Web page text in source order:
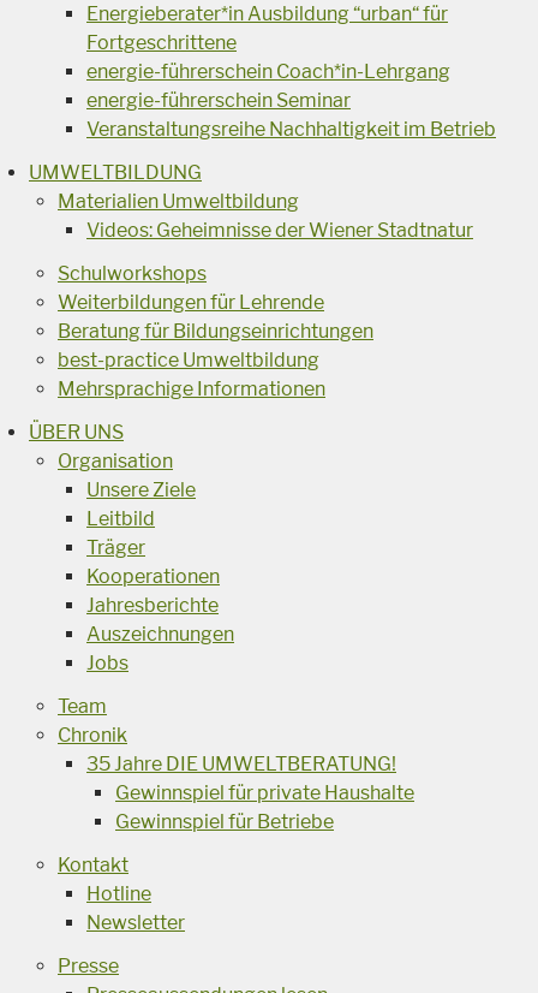
Energieberater*in Ausbildung “urban“ für
Fortgeschrittene
energie-führerschein Coach*in-Lehrgang
energie-führerschein Seminar
Veranstaltungsreihe Nachhaltigkeit im Betrieb
UMWELTBILDUNG
Materialien Umweltbildung
Videos: Geheimnisse der Wiener Stadtnatur
Schulworkshops
Weiterbildungen für Lehrende
Beratung für Bildungseinrichtungen
best-practice Umweltbildung
Mehrsprachige Informationen
ÜBER UNS
Organisation
Unsere Ziele
Leitbild
Träger
Kooperationen
Jahresberichte
Auszeichnungen
Jobs
Team
Chronik
35 Jahre DIE UMWELTBERATUNG!
Gewinnspiel für private Haushalte
Gewinnspiel für Betriebe
Kontakt
Hotline
Newsletter
Presse